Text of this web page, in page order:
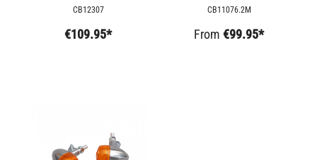
CB12307
€109.95*
CB11076.2M
From €99.95*